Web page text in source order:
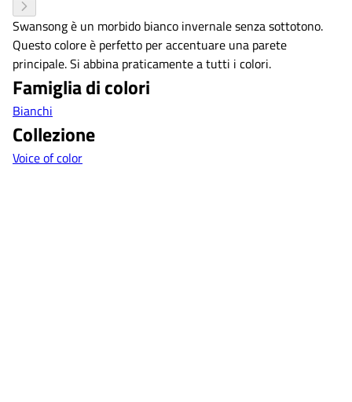
Swansong è un morbido bianco invernale senza sottotono.
Questo colore è perfetto per accentuare una parete
principale. Si abbina praticamente a tutti i colori.
Famiglia di colori
Bianchi
Collezione
Voice of color